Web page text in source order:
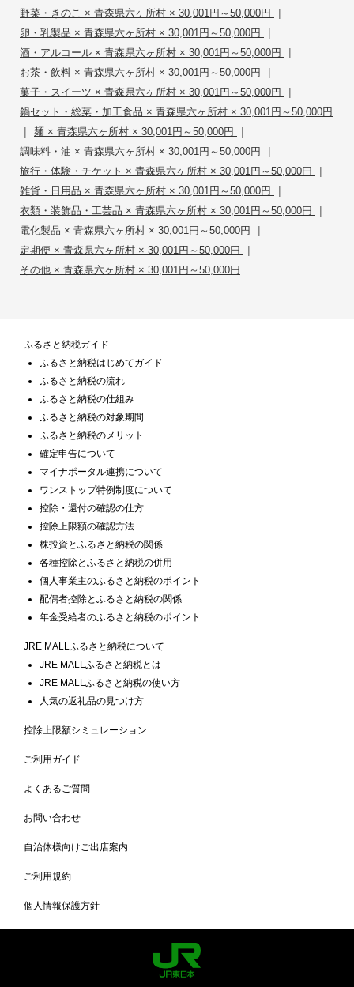
野菜・きのこ × 青森県六ヶ所村 × 30,001円～50,000円 |
卵・乳製品 × 青森県六ヶ所村 × 30,001円～50,000円 |
酒・アルコール × 青森県六ヶ所村 × 30,001円～50,000円 |
お茶・飲料 × 青森県六ヶ所村 × 30,001円～50,000円 |
菓子・スイーツ × 青森県六ヶ所村 × 30,001円～50,000円 |
鍋セット・総菜・加工食品 × 青森県六ヶ所村 × 30,001円～50,000円
| 麺 × 青森県六ヶ所村 × 30,001円～50,000円 |
調味料・油 × 青森県六ヶ所村 × 30,001円～50,000円 |
旅行・体験・チケット × 青森県六ヶ所村 × 30,001円～50,000円 |
雑貨・日用品 × 青森県六ヶ所村 × 30,001円～50,000円 |
衣類・装飾品・工芸品 × 青森県六ヶ所村 × 30,001円～50,000円 |
電化製品 × 青森県六ヶ所村 × 30,001円～50,000円 |
定期便 × 青森県六ヶ所村 × 30,001円～50,000円 |
その他 × 青森県六ヶ所村 × 30,001円～50,000円
ふるさと納税ガイド
ふるさと納税はじめてガイド
ふるさと納税の流れ
ふるさと納税の仕組み
ふるさと納税の対象期間
ふるさと納税のメリット
確定申告について
マイナポータル連携について
ワンストップ特例制度について
控除・還付の確認の仕方
控除上限額の確認方法
株投資とふるさと納税の関係
各種控除とふるさと納税の併用
個人事業主のふるさと納税のポイント
配偶者控除とふるさと納税の関係
年金受給者のふるさと納税のポイント
JRE MALLふるさと納税について
JRE MALLふるさと納税とは
JRE MALLふるさと納税の使い方
人気の返礼品の見つけ方
控除上限額シミュレーション
ご利用ガイド
よくあるご質問
お問い合わせ
自治体様向けご出店案内
ご利用規約
個人情報保護方針